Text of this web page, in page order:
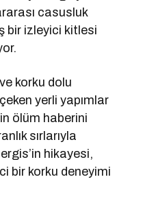
casusluk
bir izleyici kitlesi
korku dolu
yerli yapımlar
ölüm haberini
sırlarıyla
hikayesi,
bir korku deneyimi